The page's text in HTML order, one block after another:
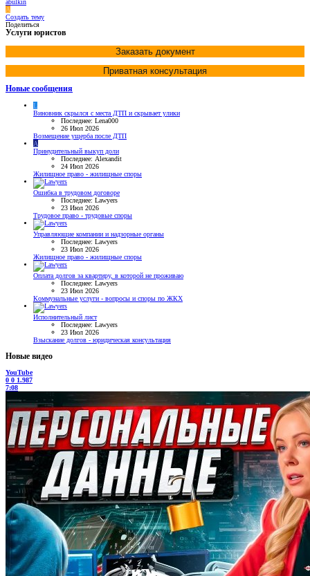
abulkin
A
Создать тему
Поделиться
Услуги юристов
Заказать документ
Приватная консультация
Новые сообщения
L
Виновник скрылся с места ДТП и скрывает улики
Последнее: Lena000
26 Июл 2026
Возмещение ущерба после ДТП
A
Принудительный выкуп доли
Последнее: Alexandit
24 Июл 2026
Жилищное право - жилищные споры
Ошибка в трудовом договоре
Последнее: Lawyers
23 Июл 2026
Трудовое право - трудовые споры
Управляющие компании и надзорные органы
Последнее: Lawyers
23 Июл 2026
Жилищное право - жилищные споры
Оплата долгов за квартиру, в которой не проживаю
Последнее: Lawyers
23 Июл 2026
Коммунальные услуги - вопросы и споры по ЖКХ
Исполнительный лист
Последнее: Lawyers
23 Июл 2026
Взыскание долгов - юридическая консультация
Новые видео
YouTube
0 0 1.987
7:08